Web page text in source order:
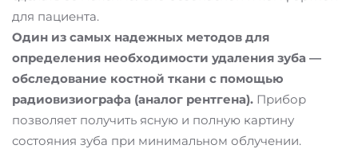
для пациента.
Один из самых надежных методов для
определения необходимости удаления зуба —
обследование костной ткани с помощью
радиовизиографа (аналог рентгена). Прибор
позволяет получить ясную и полную картину
состояния зуба при минимальном облучении.